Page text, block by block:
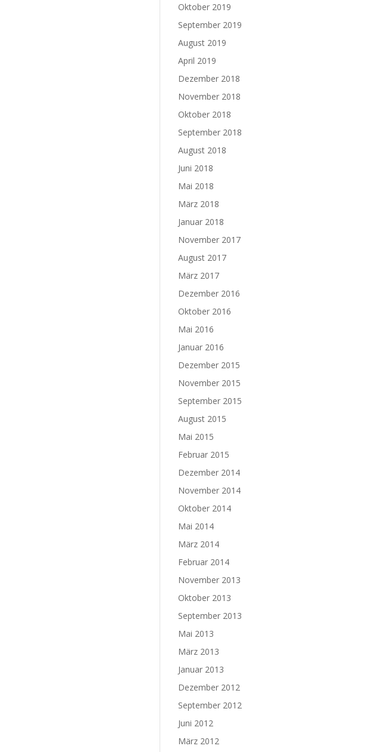
Oktober 2019
September 2019
August 2019
April 2019
Dezember 2018
November 2018
Oktober 2018
September 2018
August 2018
Juni 2018
Mai 2018
März 2018
Januar 2018
November 2017
August 2017
März 2017
Dezember 2016
Oktober 2016
Mai 2016
Januar 2016
Dezember 2015
November 2015
September 2015
August 2015
Mai 2015
Februar 2015
Dezember 2014
November 2014
Oktober 2014
Mai 2014
März 2014
Februar 2014
November 2013
Oktober 2013
September 2013
Mai 2013
März 2013
Januar 2013
Dezember 2012
September 2012
Juni 2012
März 2012